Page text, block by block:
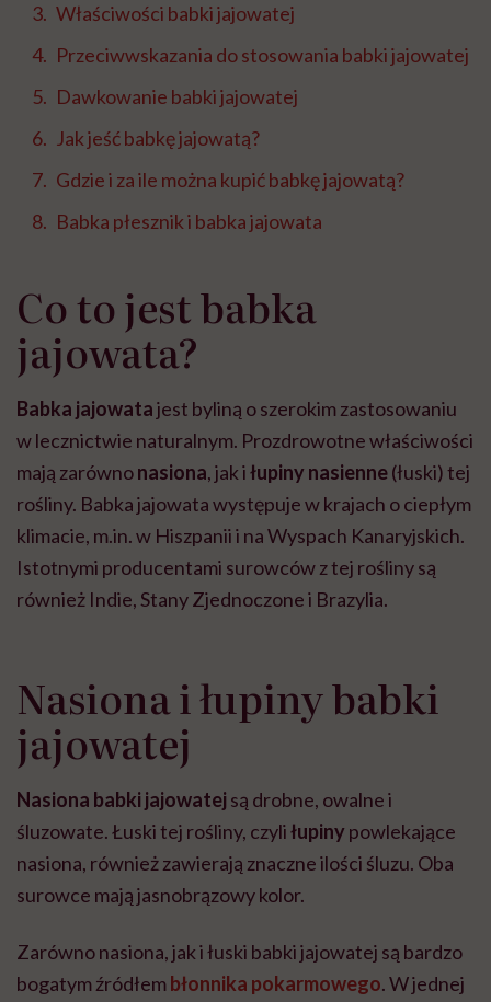
Właściwości babki jajowatej
Przeciwwskazania do stosowania babki jajowatej
Dawkowanie babki jajowatej
Jak jeść babkę jajowatą?
Gdzie i za ile można kupić babkę jajowatą?
Babka płesznik i babka jajowata
Co to jest babka
jajowata?
Babka jajowatajest byliną o szerokim zastosowaniu
w lecznictwie naturalnym. Prozdrowotne właściwości
mają zarównonasiona, jak iłupiny nasienne(łuski) tej
rośliny. Babka jajowata występuje w krajach o ciepłym
klimacie, m.in. w Hiszpanii i na Wyspach Kanaryjskich.
Istotnymi producentami surowców z tej rośliny są
również Indie, Stany Zjednoczone i Brazylia.
Nasiona i łupiny babki
jajowatej
Nasiona babki jajowatej są drobne, owalne i
śluzowate. Łuski tej rośliny, czyliłupiny powlekające
nasiona, również zawierają znaczne ilości śluzu. Oba
surowce mają jasnobrązowy kolor.
Zarówno nasiona, jak i łuski babki jajowatej są bardzo
bogatym źródłembłonnika pokarmowego. W jednej